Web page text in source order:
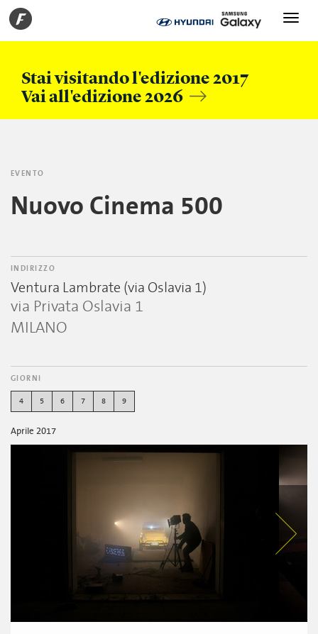
Stai visitando l'edizione 2017
Vai all'edizione 2026
Toggle
EVENTO
Nuovo Cinema 500
INDIRIZZO
Ventura Lambrate (via Oslavia 1)
via Privata Oslavia 1
MILANO
GIORNI
4 5 6 7 8 9
Aprile 2017